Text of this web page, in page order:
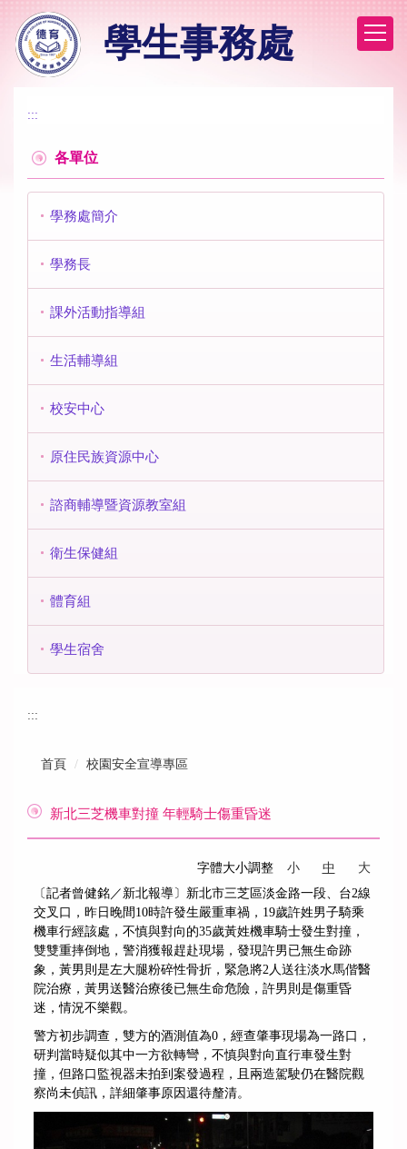
到
主
學生事務處
:::
各單位
學務處簡介
學務長
課外活動指導組
生活輔導組
校安中心
原住民族資源中心
諮商輔導暨資源教室組
衛生保健組
體育組
學生宿舍
:::
首頁 校園安全宣導專區
新北三芝機車對撞 年輕騎士傷重昏迷
字體大小調整 小 中
大
〔記者曾健銘／新北報導〕新北市三芝區淡金路一段、台2線
交叉口，昨日晚間10時許發生嚴重車禍，19歲許姓男子騎乘
機車行經該處，不慎與對向的35歲黃姓機車騎士發生對撞，
雙雙重摔倒地，警消獲報趕赴現場，發現許男已無生命跡
象，黃男則是左大腿粉碎性骨折，緊急將2人送往淡水馬偕醫
院治療，黃男送醫治療後已無生命危險，許男則是傷重昏
迷，情況不樂觀。
警方初步調查，雙方的酒測值為0，經查肇事現場為一路口，
研判當時疑似其中一方欲轉彎，不慎與對向直行車發生對
撞，但路口監視器未拍到案發過程，且兩造駕駛仍在醫院觀
察尚未偵訊，詳細肇事原因還待釐清。